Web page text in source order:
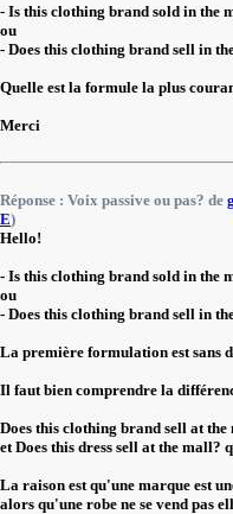
- Is this clothing brand sold in the
ou
- Does this clothing brand sell in
Quelle est la formule la plus
Merci
Réponse : Voix passive ou pas? de
E)
Hello!
- Is this clothing brand sold in the
ou
- Does this clothing brand sell in
La première formulation est sans
Il faut bien comprendre la
Does this clothing brand sell at
et Does this dress sell at the mall?
La raison est qu'une marque est
alors qu'une robe ne se vend pas